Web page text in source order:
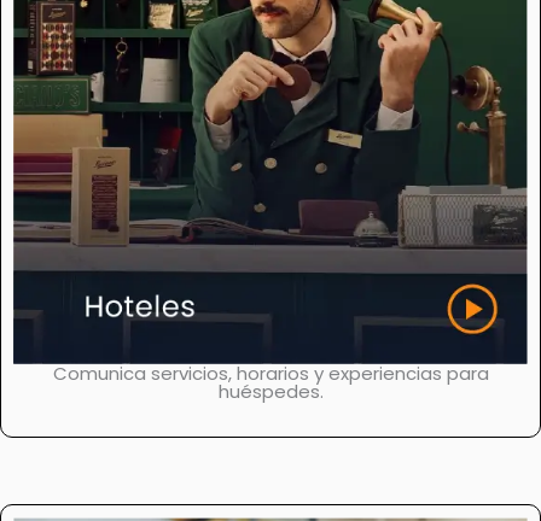
Comunica servicios, horarios y experiencias para
huéspedes.